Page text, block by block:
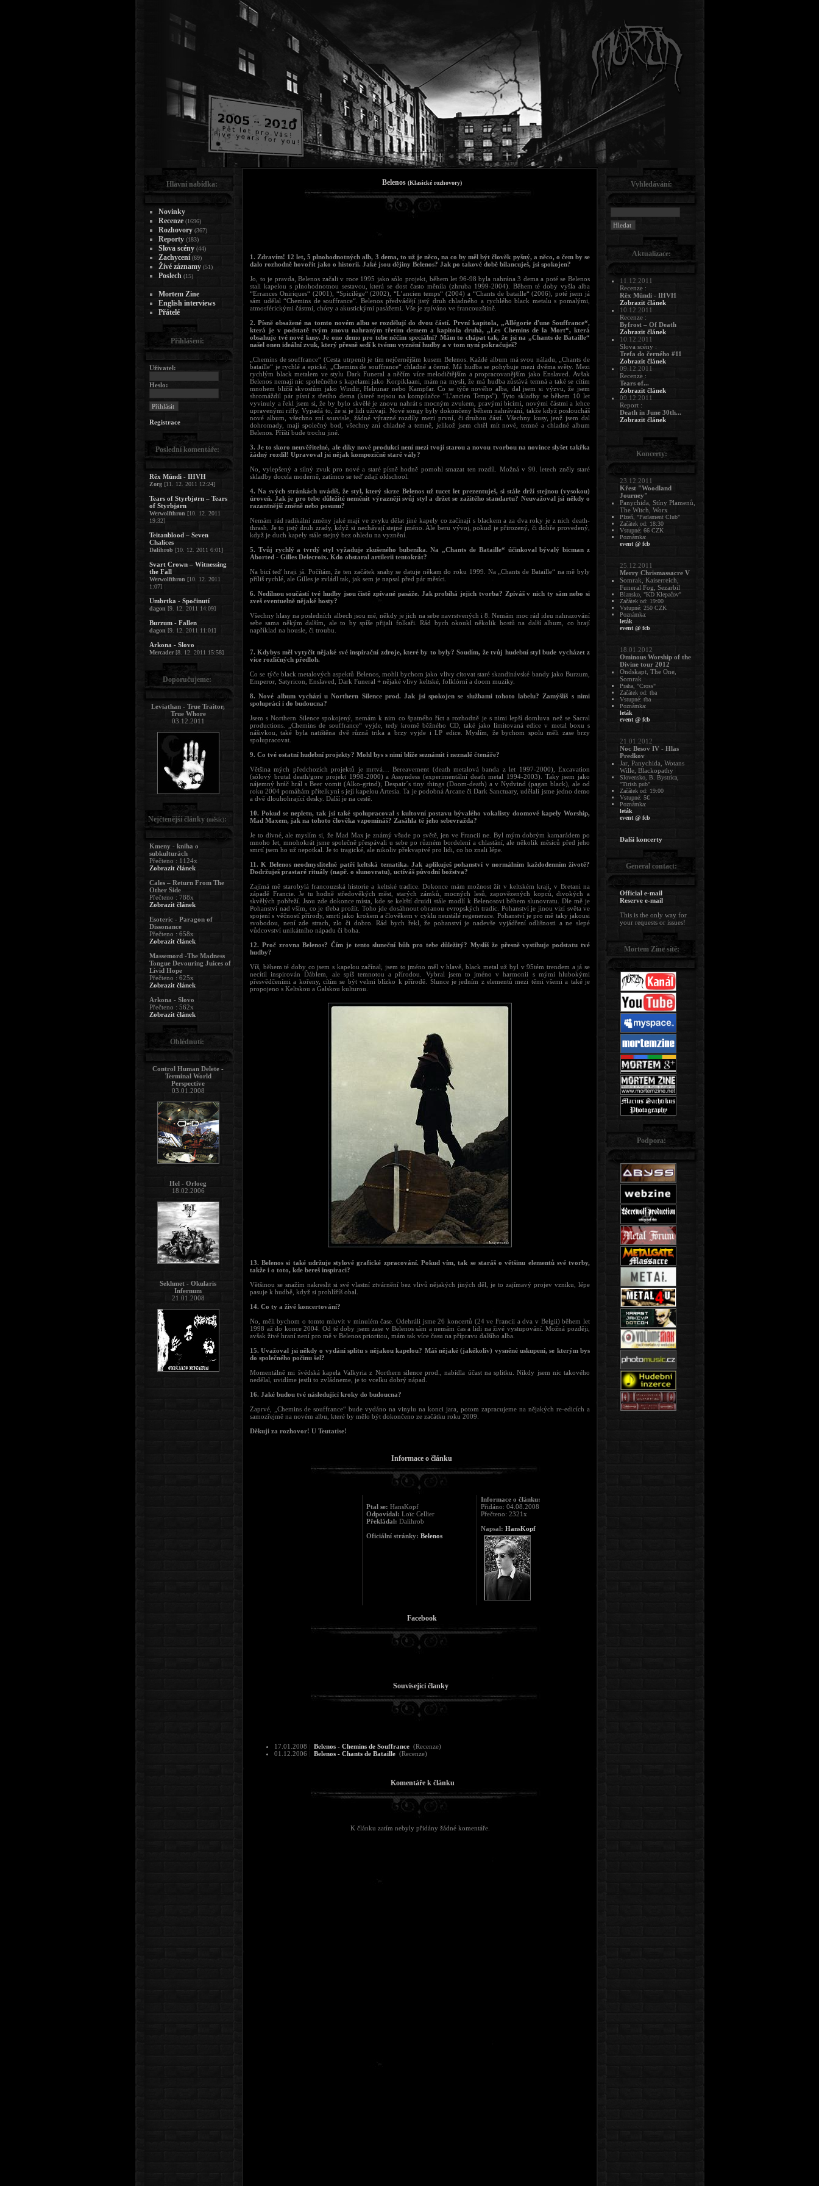
Belenos (Klasické rozhovory)
1. Zdravím! 12 let, 5 plnohodnotných alb, 3 dema, to už je něco, na co by měl být člověk pyšný, a něco, o čem by se
dalo rozhodně hovořit jako o historii. Jaké jsou dějiny Belenos? Jak po takové době bilancuješ, jsi spokojen?
Jo, to je pravda, Belenos začali v roce 1995 jako sólo projekt, během let 96-98 byla nahrána 3 dema a poté se Belenos
stali kapelou s plnohodnotnou sestavou, která se dost často měnila (zhruba 1999-2004). Během té doby vyšla alba
“Errances Oniriques“ (2001), “Spicilège“ (2002), “L’ancien temps“ (2004) a “Chants de bataille“ (2006), poté jsem já
sám udělal “Chemins de souffrance“. Belenos předvádějí jistý druh chladného a rychlého black metalu s pomalými,
atmosférickými částmi, chóry a akustickými pasážemi. Vše je zpíváno ve francouzštině.
2. Písně obsažené na tomto novém albu se rozdělují do dvou částí. První kapitola, „Allégorie d'une Souffrance“,
která je v podstatě tvým znovu nahraným třetím demem a kapitola druhá, „Les Chemins de la Mort“, která
obsahuje tvé nové kusy. Je ono demo pro tebe něčím speciální? Mám to chápat tak, že jsi na „Chants de Bataille“
našel onen ideální zvuk, který přesně sedí k tvému vyznění hudby a v tom nyní pokračuješ?
„Chemins de souffrance“ (Cesta utrpení) je tím nejčernějším kusem Belenos. Každé album má svou náladu, „Chants de
bataille“ je rychlé a epické, „Chemins de souffrance“ chladné a černé. Má hudba se pohybuje mezi dvěma světy. Mezi
rychlým black metalem ve stylu Dark Funeral a něčím více melodičtějším a propracovanějším jako Enslaved. Avšak
Belenos nemají nic společného s kapelami jako Korpiklaani, mám na mysli, že má hudba zůstává temná a také se cítím
mnohem bližší skvostům jako Windir, Helrunar nebo Kampfar. Co se týče nového alba, dal jsem si výzvu, že jsem
shromáždil pár písní z třetího dema (které nejsou na kompilačce “L’ancien Temps”). Tyto skladby se během 10 let
vyvinuly a řekl jsem si, že by bylo skvělé je znovu nahrát s mocným zvukem, pravými bicími, novými částmi a lehce
upravenými riffy. Vypadá to, že si je lidi užívají. Nové songy byly dokončeny během nahrávání, takže když posloucháš
nové album, všechno zní souvisle, žádné výrazné rozdíly mezi první, či druhou částí. Všechny kusy, jenž jsem dal
dohromady, mají společný bod, všechny zní chladně a temně, jelikož jsem chtěl mít nové, temné a chladné album
Belenos. Příští bude trochu jiné.
3. Je to skoro neuvěřitelné, ale díky nové produkci není mezi tvojí starou a novou tvorbou na novince slyšet takřka
žádný rozdíl! Upravoval jsi nějak kompozičně staré vály?
No, vylepšený a silný zvuk pro nové a staré písně hodně pomohl smazat ten rozdíl. Možná v 90. letech zněly staré
skladby docela moderně, zatímco se teď zdají oldschool.
4. Na svých stránkách uvádíš, že styl, který skrze Belenos už tucet let prezentuješ, si stále drží stejnou (vysokou)
úroveň. Jak je pro tebe důležité neměnit výrazněji svůj styl a držet se zažitého standartu? Neuvažoval jsi někdy o
razantnější změně nebo posunu?
Nemám rád radikální změny jaké mají ve zvyku dělat jiné kapely co začínají s blackem a za dva roky je z nich death-
thrash. Je to jistý druh zrady, když si nechávají stejné jméno. Ale beru vývoj, pokud je přirozený, či dobře provedený,
když je duch kapely stále stejný bez ohledu na vyznění.
5. Tvůj rychlý a tvrdý styl vyžaduje zkušeného bubeníka. Na „Chants de Bataille“ účinkoval bývalý bicman z
Aborted - Gilles Delecroix. Kdo obstaral artilerii tentokrát?
Na bicí teď hraji já. Počítám, že ten začátek snahy se datuje někam do roku 1999. Na „Chants de Bataille“ na mě byly
příliš rychlé, ale Gilles je zvládl tak, jak sem je napsal před pár měsíci.
6. Nedílnou součástí tvé hudby jsou čistě zpívané pasáže. Jak probíhá jejich tvorba? Zpíváš v nich ty sám nebo si
zveš eventuelně nějaké hosty?
Všechny hlasy na posledních albech jsou mé, někdy je jich na sebe navrstvených i 8. Nemám moc rád ideu nahrazování
sebe sama někým dalším, ale to by spíše přijali folkaři. Rád bych okoukl několik hostů na další album, co hrají
například na housle, či troubu.
7. Kdybys měl vytyčit nějaké své inspirační zdroje, které by to byly? Soudím, že tvůj hudební styl bude vycházet z
více rozličných předloh.
Co se týče black metalových aspektů Belenos, mohli bychom jako vlivy citovat staré skandinávské bandy jako Burzum,
Emperor, Satyricon, Enslaved, Dark Funeral + nějaké vlivy keltské, folklórní a doom muziky.
8. Nové album vychází u Northern Silence prod. Jak jsi spokojen se službami tohoto labelu? Zamýšlíš s nimi
spolupráci i do budoucna?
Jsem s Northern Silence spokojený, nemám k nim co špatného říct a rozhodně je s nimi lepší domluva než se Sacral
productions. „Chemins de souffrance“ vyjde, tedy kromě běžného CD, také jako limitovaná edice v metal boxu s
nášivkou, také byla natištěna dvě různá trika a brzy vyjde i LP edice. Myslím, že bychom spolu měli zase brzy
spolupracovat.
9. Co tvé ostatní hudební projekty? Mohl bys s nimi blíže seznámit i neznalé čtenáře?
Většina mých předchozích projektů je mrtvá… Bereavement (death metalová banda z let 1997-2000), Excavation
(sólový brutal death/gore projekt 1998-2000) a Assyndess (experimentální death metal 1994-2003). Taky jsem jako
nájemný hráč hrál s Beer vomit (Alko-grind), Despair´s tiny things (Doom-death) a v Nydvind (pagan black), ale od
roku 2004 pomáhám přítelkyni s její kapelou Artesia. Ta je podobná Arcane či Dark Sanctuary, udělali jsme jedno demo
a dvě dlouhohrající desky. Další je na cestě.
10. Pokud se nepletu, tak jsi také spolupracoval s kultovní postavu bývalého vokalisty doomové kapely Worship,
Mad Maxem, jak na tohoto člověka vzpomínáš? Zasáhla tě jeho sebevražda?
Je to divné, ale myslím si, že Mad Max je známý všude po světě, jen ve Francii ne. Byl mým dobrým kamarádem po
mnoho let, mnohokrát jsme společně přespávali u sebe po různém bordelení a chlastání, ale několik měsíců před jeho
smrtí jsem ho už nepotkal. Je to tragické, ale nikoliv překvapivé pro lidi, co ho znali lépe.
11. K Belenos neodmyslitelně patří keltská tematika. Jak aplikuješ pohanství v normálním každodenním životě?
Dodržuješ prastaré rituály (např. o slunovratu), uctíváš původní božstva?
Zajímá mě starobylá francouzská historie a keltské tradice. Dokonce mám možnost žít v keltském kraji, v Bretani na
západě Francie. Je tu hodně středověkých měst, starých zámků, mocných lesů, zapovězených kopců, divokých a
skvělých pobřeží. Jsou zde dokonce místa, kde se keltští druidi stále modlí k Belenosovi během slunovratu. Dle mě je
Pohanství nad vším, co je třeba prožít. Toho jde dosáhnout obranou evropských tradic. Pohanství je jinou vizí světa ve
spojení s věčností přírody, smrtí jako krokem a člověkem v cyklu neustálé regenerace. Pohanství je pro mě taky jakousi
svobodou, není zde strach, zlo či dobro. Rád bych řekl, že pohanství je nadevše vyjádření odlišnosti a ne slepé
vůdcovství unikátního nápadu či boha.
12. Proč zrovna Belenos? Čím je tento sluneční bůh pro tebe důležitý? Myslíš že přesně vystihuje podstatu tvé
hudby?
Víš, během té doby co jsem s kapelou začínal, jsem to jméno měl v hlavě, black metal už byl v 95tém trendem a já se
necítil inspirován Ďáblem, ale spíš temnotou a přírodou. Vybral jsem to jméno v harmonii s mými hlubokými
přesvědčeními a kořeny, cítím se být velmi blízko k přírodě. Slunce je jedním z elementů mezi těmi všemi a také je
propojeno s Keltskou a Galskou kulturou.
13. Belenos si také udržuje stylové grafické zpracování. Pokud vím, tak se staráš o většinu elementů své tvorby,
takže i o toto, kde bereš inspiraci?
Většinou se snažím nakreslit si své vlastní ztvárnění bez vlivů nějakých jiných děl, je to zajímavý projev vzniku, lépe
pasuje k hudbě, když si prohlížíš obal.
14. Co ty a živé koncertování?
No, měli bychom o tomto mluvit v minulém čase. Odehráli jsme 26 koncertů (24 ve Francii a dva v Belgii) během let
1998 až do konce 2004. Od té doby jsem zase v Belenos sám a nemám čas a lidi na živé vystupování. Možná později,
avšak živé hraní není pro mě v Belenos prioritou, mám tak více času na přípravu dalšího alba.
15. Uvažoval jsi někdy o vydání splitu s nějakou kapelou? Máš nějaké (jakékoliv) vysněné uskupení, se kterým bys
do společného počinu šel?
Momentálně mi švédská kapela Valkyria z Northern silence prod., nabídla účast na splitku. Nikdy jsem nic takového
nedělal, uvidíme jestli to zvládneme, je to vcelku dobrý nápad.
16. Jaké budou tvé následující kroky do budoucna?
Zaprvé, „Chemins de souffrance“ bude vydáno na vinylu na konci jara, potom zapracujeme na nějakých re-edicích a
samozřejmě na novém albu, které by mělo být dokončeno ze začátku roku 2009.
Děkuji za rozhovor! U Teutatise!
Informace o článku
Ptal se: HansKopf
Odpovídal: Loïc Cellier
Překládal: Dalihrob
Oficiální stránky: Belenos
Informace o článku:
Přidáno: 04.08.2008
Přečteno: 2321x
Napsal: HansKopf
Facebook
Související članky
17.01.2008 Belenos - Chemins de Souffrance (Recenze)
01.12.2006
Belenos - Chants de Bataille (Recenze)
Komentáře k článku
K článku zatím nebyly přidány žádné komentáře.
Hlavní nabídka:
Novinky
Recenze (1696)
Rozhovory (367)
Reporty (183)
Slova scény (44)
Zachycení (69)
Živé záznamy (51)
Poslech (15)
Mortem Zine
English interviews
Přátelé
Přihlášení:
Uživatel:
Heslo:
Registrace
Poslední komentáře:
Rêx Mündi - IHVH
Zorg [11. 12. 2011 12:24]
Tears of Styrbjørn – Tears
of Styrbjørn
Werwolfthron [10. 12. 2011
19:32]
Teitanblood – Seven
Chalices
Dalihrob [10. 12. 2011 6:01]
Svart Crown – Witnessing
the Fall
Werwolfthron [10. 12. 2011
1:07]
Umbrtka - Spočinutí
dagon [9. 12. 2011 14:09]
Burzum - Fallen
dagon [9. 12. 2011 11:01]
Arkona - Slovo
Mercader[8. 12. 2011 15:58]
Doporučujeme:
Leviathan - True Traitor,
True Whore
03.12.2011
Nejčtenější články (měsíc):
Kmeny - kniha o
subkulturách
Přečteno : 1124x
Zobrazit článek
Cales – Return From The
Other Side
Přečteno : 788x
Zobrazit článek
Esoteric - Paragon of
Dissonance
Přečteno : 658x
Zobrazit článek
Massemord -The Madness
Tongue Devouring Juices of
Livid Hope
Přečteno : 625x
Zobrazit článek
Arkona - Slovo
Přečteno : 562x
Zobrazit článek
Ohlédnutí:
Control Human Delete -
Terminal World
Perspective
03.01.2008
Hel - Orloeg
18.02.2006
Sekhmet - Okularis
Infernum
21.01.2008
Vyhledávání:
Aktualizace:
11.12.2011
Recenze :
Rêx Mündi - IHVH
Zobrazit článek
10.12.2011
Recenze :
Byfrost – Of Death
Zobrazit článek
10.12.2011
Slova scény :
Trefa do černého #11
Zobrazit článek
09.12.2011
Recenze :
Tears of...
Zobrazit článek
09.12.2011
Report :
Death in June 30th...
Zobrazit článek
Koncerty:
23.12.2011
Křest "Woodland
Journey"
Panychida, Stíny Plamenů,
The Witch, Worx
Plzeň, "Parlament Club"
Začátek od: 18:30
Vstupné: 66 CZK
Poznámka:
event @ fcb
25.12.2011
Merry Chrismassacre V
Somrak, Kaiserreich,
Funeral Fog, Sezarbil
Blansko, "KD Klepačov"
Začátek od: 19:00
Vstupné: 250 CZK
Poznámka:
leták
event @ fcb
18.01.2012
Ominous Worship of the
Divine tour 2012
Ondskapt, The One,
Somrak
Praha, "Cross"
Začátek od: tba
Vstupné: tba
Poznámka:
leták
event @ fcb
21.01.2012
Noc Besov IV - Hlas
Predkov
Jar, Panychida, Wotans
Wille, Blackopathy
Slovensko, B. Bystrica,
"Tirish pub"
Začátek od: 19:00
Vstupné: 5€
Poznámka:
leták
event @ fcb
Další koncerty
General contact:
Official e-mail
Reserve e-mail
This is the only way for
your requests or issues!
Mortem Zine sítě:
Podpora: